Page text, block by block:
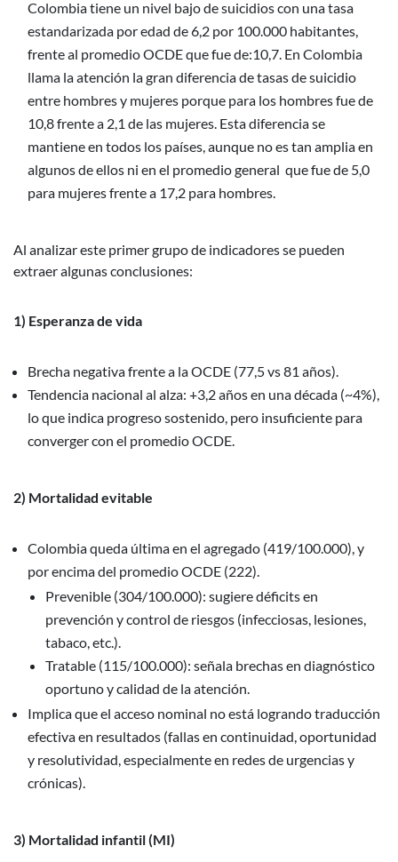
Colombia tiene un nivel bajo de suicidios con una tasa
estandarizada por edad de 6,2 por 100.000 habitantes,
frente al promedio OCDE que fue de:10,7. En Colombia
llama la atención la gran diferencia de tasas de suicidio
entre hombres y mujeres porque para los hombres fue de
10,8 frente a 2,1 de las mujeres. Esta diferencia se
mantiene en todos los países, aunque no es tan amplia en
algunos de ellos ni en el promedio general que fue de 5,0
para mujeres frente a 17,2 para hombres.
Al analizar este primer grupo de indicadores se pueden
extraer algunas conclusiones:
1) Esperanza de vida
Brecha negativa frente a la OCDE (77,5 vs 81 años).
Tendencia nacional al alza: +3,2 años en una década (~4%),
lo que indica progreso sostenido, pero insuficiente para
converger con el promedio OCDE.
2) Mortalidad evitable
Colombia queda última en el agregado (419/100.000), y
por encima del promedio OCDE (222).
Prevenible (304/100.000): sugiere déficits en
prevención y control de riesgos (infecciosas, lesiones,
tabaco, etc.).
Tratable (115/100.000): señala brechas en diagnóstico
oportuno y calidad de la atención.
Implica que el acceso nominal no está logrando traducción
efectiva en resultados (fallas en continuidad, oportunidad
y resolutividad, especialmente en redes de urgencias y
crónicas).
3) Mortalidad infantil (MI)